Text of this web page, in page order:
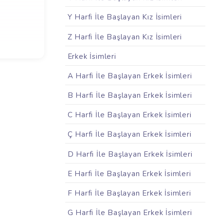
Y Harfi İle Başlayan Kız İsimleri
Z Harfi İle Başlayan Kız İsimleri
Erkek İsimleri
A Harfi İle Başlayan Erkek İsimleri
B Harfi İle Başlayan Erkek İsimleri
C Harfi İle Başlayan Erkek İsimleri
Ç Harfi İle Başlayan Erkek İsimleri
D Harfi İle Başlayan Erkek İsimleri
E Harfi İle Başlayan Erkek İsimleri
F Harfi İle Başlayan Erkek İsimleri
G Harfi İle Başlayan Erkek İsimleri